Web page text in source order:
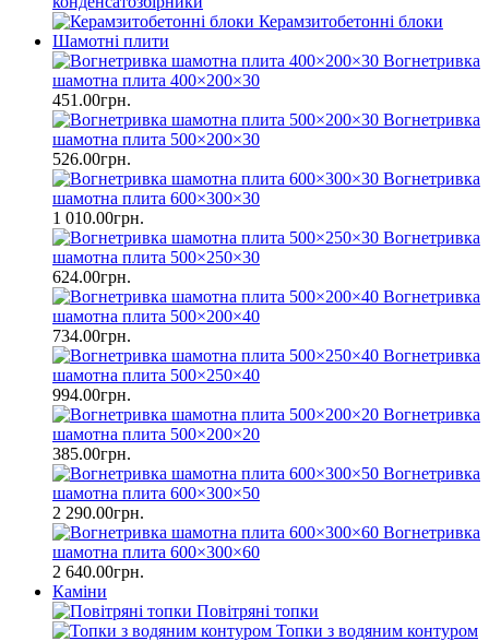
Керамзитобетонні блоки
Шамотні плити
Вогнетривка
шамотна плита 400×200×30
451.00грн.
Вогнетривка
шамотна плита 500×200×30
526.00грн.
Вогнетривка
шамотна плита 600×300×30
1 010.00грн.
Вогнетривка
шамотна плита 500×250×30
624.00грн.
Вогнетривка
шамотна плита 500×200×40
734.00грн.
Вогнетривка
шамотна плита 500×250×40
994.00грн.
Вогнетривка
шамотна плита 500×200×20
385.00грн.
Вогнетривка
шамотна плита 600×300×50
2 290.00грн.
Вогнетривка
шамотна плита 600×300×60
2 640.00грн.
Каміни
Повітряні топки
Топки з водяним контуром